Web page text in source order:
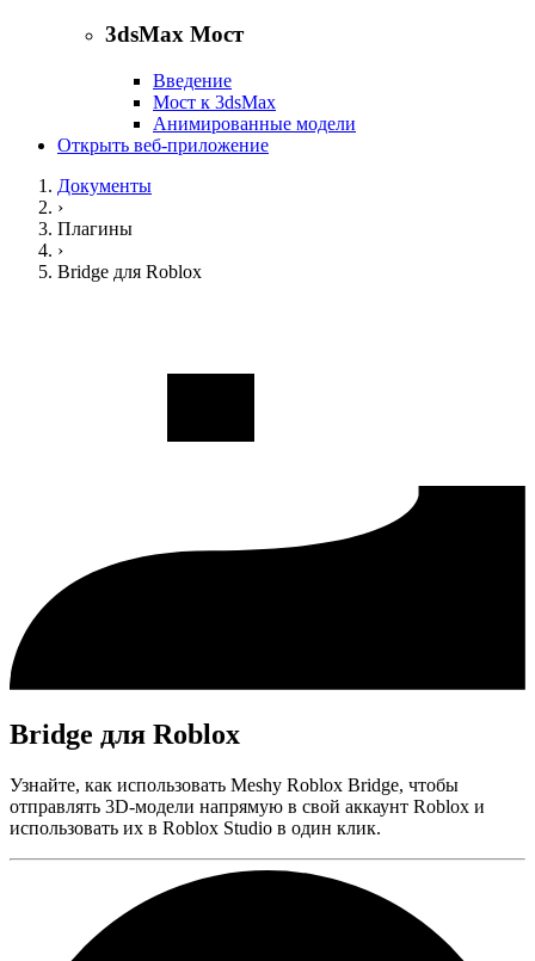
3dsMax Мост
Введение
Мост к 3dsMax
Анимированные модели
Открыть веб-приложение
Документы
›
Плагины
›
Bridge для Roblox
Bridge для Roblox
Узнайте, как использовать Meshy Roblox Bridge, чтобы
отправлять 3D-модели напрямую в свой аккаунт Roblox и
использовать их в Roblox Studio в один клик.